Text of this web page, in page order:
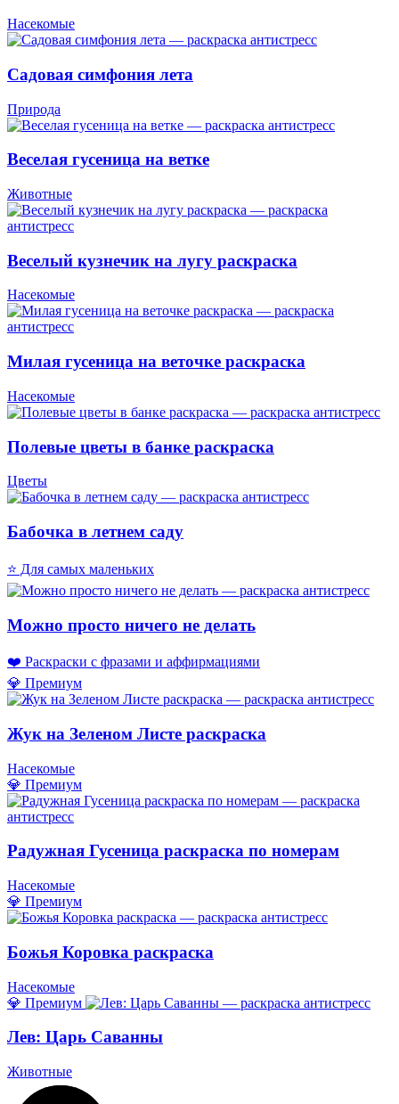
Насекомые
Садовая симфония лета
Природа
Веселая гусеница на ветке
Животные
Веселый кузнечик на лугу раскраска
Насекомые
Милая гусеница на веточке раскраска
Насекомые
Полевые цветы в банке раскраска
Цветы
Бабочка в летнем саду
⭐ Для самых маленьких
Можно просто ничего не делать
❤️ Раскраски с фразами и аффирмациями
💎 Премиум
Жук на Зеленом Листе раскраска
Насекомые
💎 Премиум
Радужная Гусеница раскраска по номерам
Насекомые
💎 Премиум
Божья Коровка раскраска
Насекомые
💎 Премиум
Лев: Царь Саванны
Животные